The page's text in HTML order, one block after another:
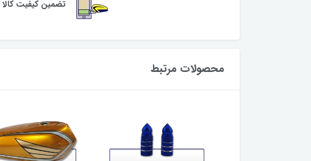
تضمین کیفیت کالا
محصولات مرتبط